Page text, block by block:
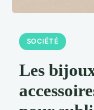
SOCIÉTÉ
Les